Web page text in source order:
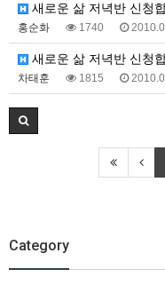
새로운 삶 저녁반 신청
홍순화 1740
새로운 삶 저녁반 신청합
차태훈 1815
Category